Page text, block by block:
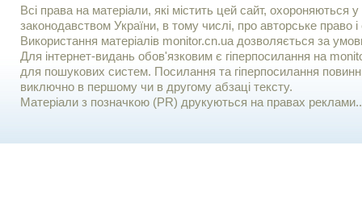
Всі права на матеріали, які містить цей сайт, охороняються у
законодавством України, в тому числі, про авторське право і
Використання матерiалiв monitor.cn.ua дозволяється за
Для iнтернет-видань обов'язковим є гiперпосилання на
для пошукових систем. Посилання та гіперпосилання
виключно в першому чи в другому абзаці тексту.
Матеріали з позначкою (PR) друкуються на правах реклами..